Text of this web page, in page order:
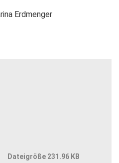
Erdmenger
Dateigröße 231.96 KB